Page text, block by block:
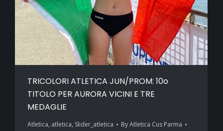
TRICOLORI ATLETICA JUN/PROM: 10o
TITOLO PER AURORA VICINI E TRE
MEDAGLIE
Atletica, atletica, Slider_atletica ByAtletica Cus Parma